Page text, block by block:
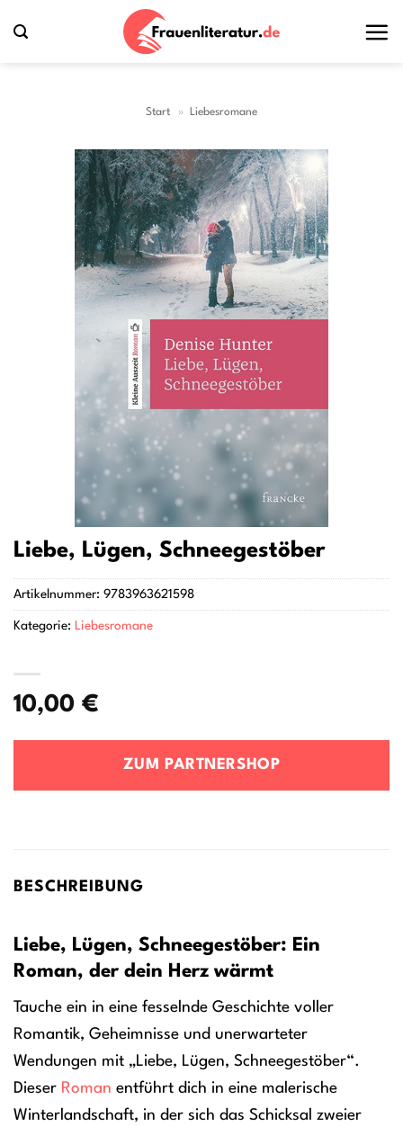
Inhalt
Start » Liebesromane
Liebe, Lügen, Schneegestöber
10,00 €
ZUM PARTNERSHOP
Artikelnummer: 9783963621598
Kategorie: Liebesromane
BESCHREIBUNG
Liebe, Lügen, Schneegestöber: Ein
Roman, der dein Herz wärmt
Tauche ein in eine fesselnde Geschichte voller
Romantik, Geheimnisse und unerwarteter
Wendungen mit „Liebe, Lügen, Schneegestöber“.
Dieser Roman entführt dich in eine malerische
Winterlandschaft, in der sich das Schicksal zweier